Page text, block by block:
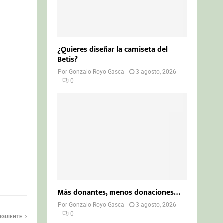
¿Quieres diseñar la camiseta del
Betis?
PorGonzalo Royo Gasca
3 agosto, 2026
0
Más donantes, menos donaciones…
PorGonzalo Royo Gasca
3 agosto, 2026
0